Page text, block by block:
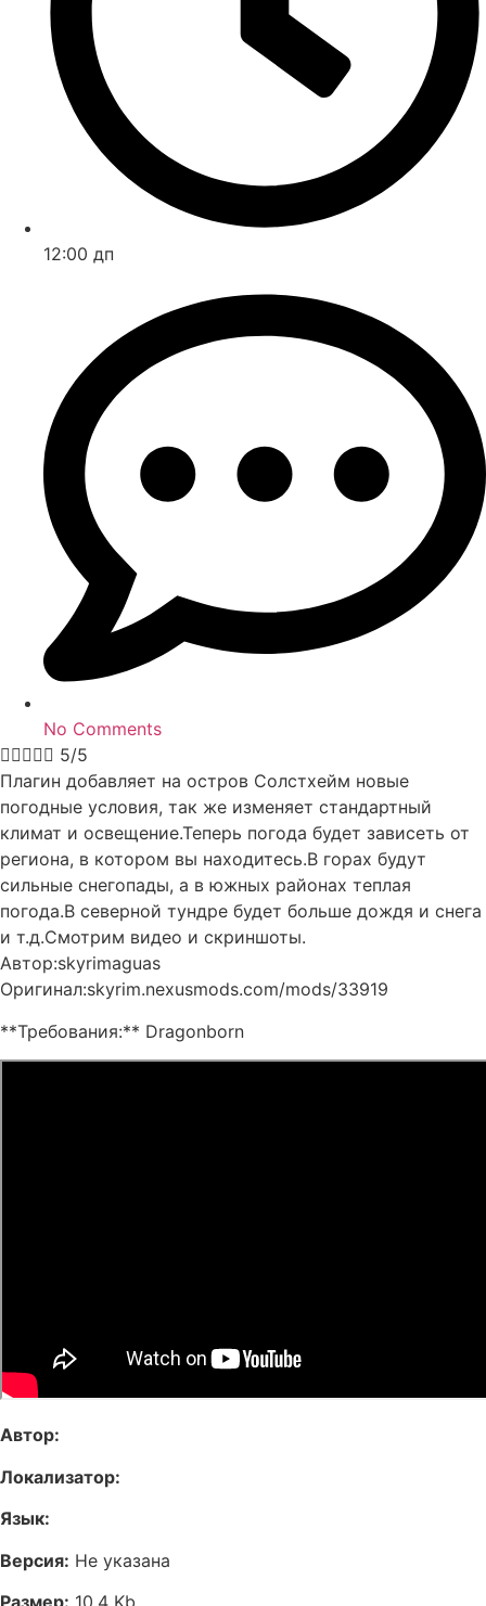
12:00 дп
No Comments
 5/5
Плагин добавляет на остров Солстхейм новые
погодные условия, так же изменяет стандартный
климат и освещение.Теперь погода будет зависеть от
региона, в котором вы находитесь.В горах будут
сильные снегопады, а в южных районах теплая
погода.В северной тундре будет больше дождя и снега
и т.д.Смотрим видео и скриншоты.
Автор:skyrimaguas
Оригинал:skyrim.nexusmods.com/mods/33919
**Требования:** Dragonborn
Автор:
Локализатор:
Язык:
Версия: Не указана